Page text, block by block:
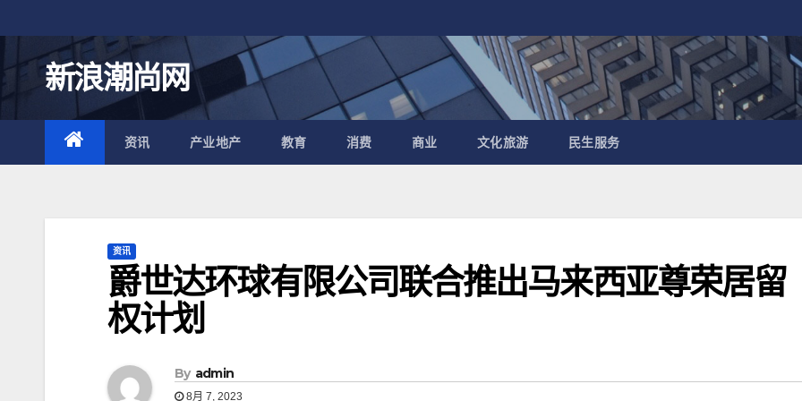
至
内
容
新浪潮尚网
资讯 产业地产 教育 消费 商业 文化旅游 民生服务
资讯
爵世达环球有限公司联合推出马来西亚尊荣居留
权计划
By admin
8月 7, 2023